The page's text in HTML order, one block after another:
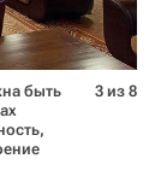
быть
3 из 8